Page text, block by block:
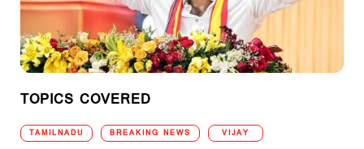
TOPICS COVERED
TAMILNADU BREAKING NEWS VIJAY